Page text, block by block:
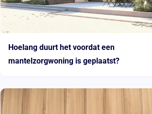
Hoelang duurt het voordat een
mantelzorgwoning is geplaatst?